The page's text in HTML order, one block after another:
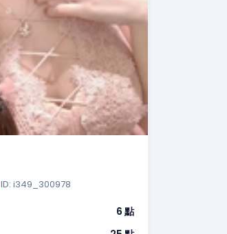
ID: i349_300978
6 點